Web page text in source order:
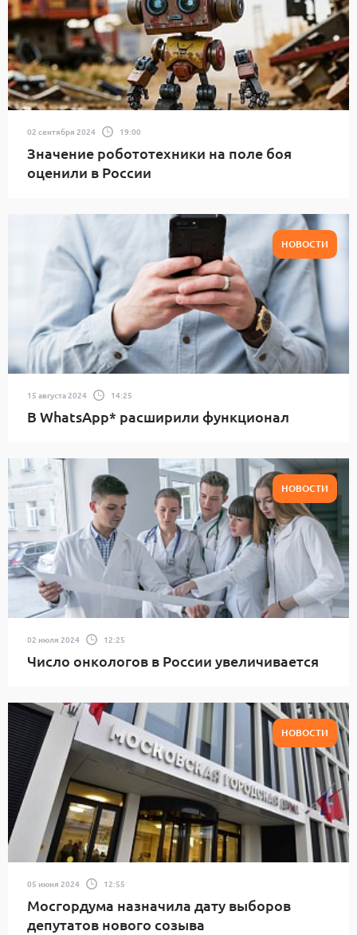
02 сентября 2024 19:00
Значение робототехники на поле боя
оценили в России
НОВОСТИ
15 августа 2024 14:25
В WhatsApp* расширили функционал
НОВОСТИ
02 июля 2024 12:25
Число онкологов в России увеличивается
НОВОСТИ
05 июня 2024 12:55
Мосгордума назначила дату выборов
депутатов нового созыва